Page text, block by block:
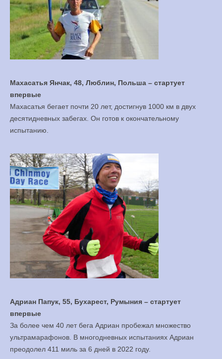
Махасатья Янчак, 48, Люблин, Польша – стартует
впервые
Махасатья бегает почти 20 лет, достигнув 1000 км в двух
десятидневных забегах. Он готов к окончательному
испытанию.
Адриан Папук, 55, Бухарест, Румыния – стартует
впервые
За более чем 40 лет бега Адриан пробежал множество
ультрамарафонов. В многодневных испытаниях Адриан
преодолел 411 миль за 6 дней в 2022 году.